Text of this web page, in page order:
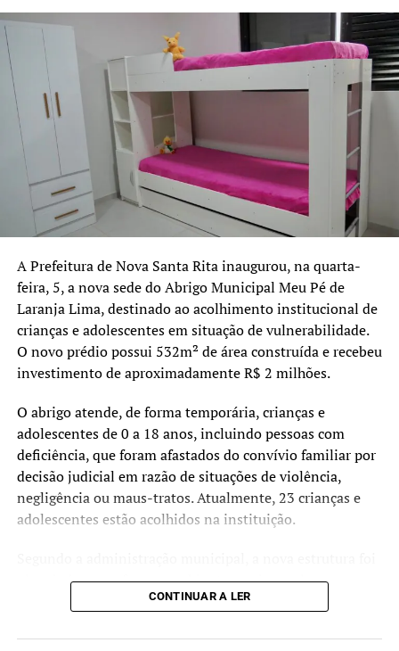
A previsão é de que a iniciativa seja ampliada para as 19
escolas municipais e três escolas estaduais do município.
Segundo os dados informados pelo coletivo, o Rio
Grande do Sul registra atualmente 43 casos de
feminicídio. A proposta dos Bancos Vermelhos é
contribuir para a sensibilização da população e reforçar o
debate sobre a prevenção da violência contra as
mulheres.
A Prefeitura de Nova Santa Rita inaugurou, na quarta-
feira, 5, a nova sede do Abrigo Municipal Meu Pé de
Laranja Lima, destinado ao acolhimento institucional de
crianças e adolescentes em situação de vulnerabilidade.
O novo prédio possui 532m² de área construída e recebeu
investimento de aproximadamente R$ 2 milhões.
O abrigo atende, de forma temporária, crianças e
adolescentes de 0 a 18 anos, incluindo pessoas com
deficiência, que foram afastados do convívio familiar por
decisão judicial em razão de situações de violência,
negligência ou maus-tratos. Atualmente, 23 crianças e
adolescentes estão acolhidos na instituição.
planejada para oferecer ambientes mais amplos,
acessíveis e adequados às necessidades dos acolhidos e
CONTINUAR A LER